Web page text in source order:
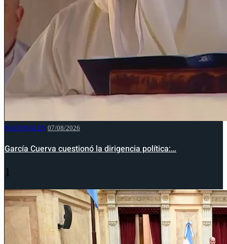
NACIONALES 07/08/2026
García Cuerva cuestionó la dirigencia política:…
1